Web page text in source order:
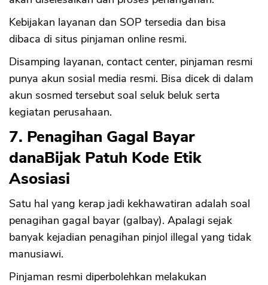
Kebijakan layanan dan SOP tersedia dan bisa
dibaca di situs pinjaman online resmi.
Disamping layanan, contact center, pinjaman resmi
punya akun sosial media resmi. Bisa dicek di dalam
akun sosmed tersebut soal seluk beluk serta
kegiatan perusahaan.
7. Penagihan Gagal Bayar
danaBijak Patuh Kode Etik
Asosiasi
Satu hal yang kerap jadi kekhawatiran adalah soal
penagihan gagal bayar (galbay). Apalagi sejak
banyak kejadian penagihan pinjol illegal yang tidak
manusiawi.
Pinjaman resmi diperbolehkan melakukan
OK
CANCEL